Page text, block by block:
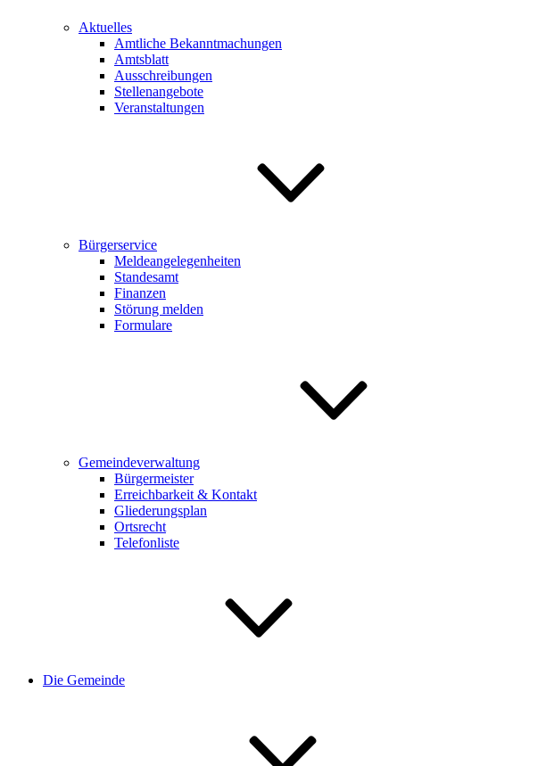
Aktuelles
Amtliche Bekanntmachungen
Amtsblatt
Ausschreibungen
Stellenangebote
Veranstaltungen
Bürgerservice
Meldeangelegenheiten
Standesamt
Finanzen
Störung melden
Formulare
Gemeindeverwaltung
Bürgermeister
Erreichbarkeit & Kontakt
Gliederungsplan
Ortsrecht
Telefonliste
Die Gemeinde